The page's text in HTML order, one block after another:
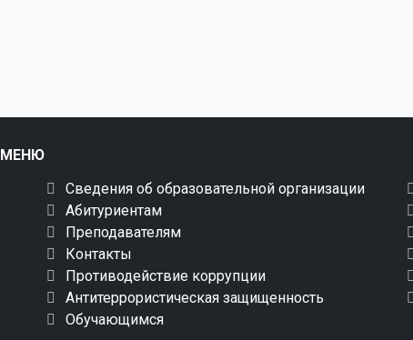
МЕНЮ
Сведения об образовательной организации
Абитуриентам
Преподавателям
Контакты
Противодействие коррупции
Антитеррористическая защищенность
Обучающимся